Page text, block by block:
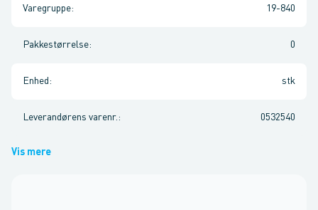
Varegruppe: 19-840
Pakkestørrelse: 0
Enhed : stk
Leverandørens varenr. : 0532540
Vis mere